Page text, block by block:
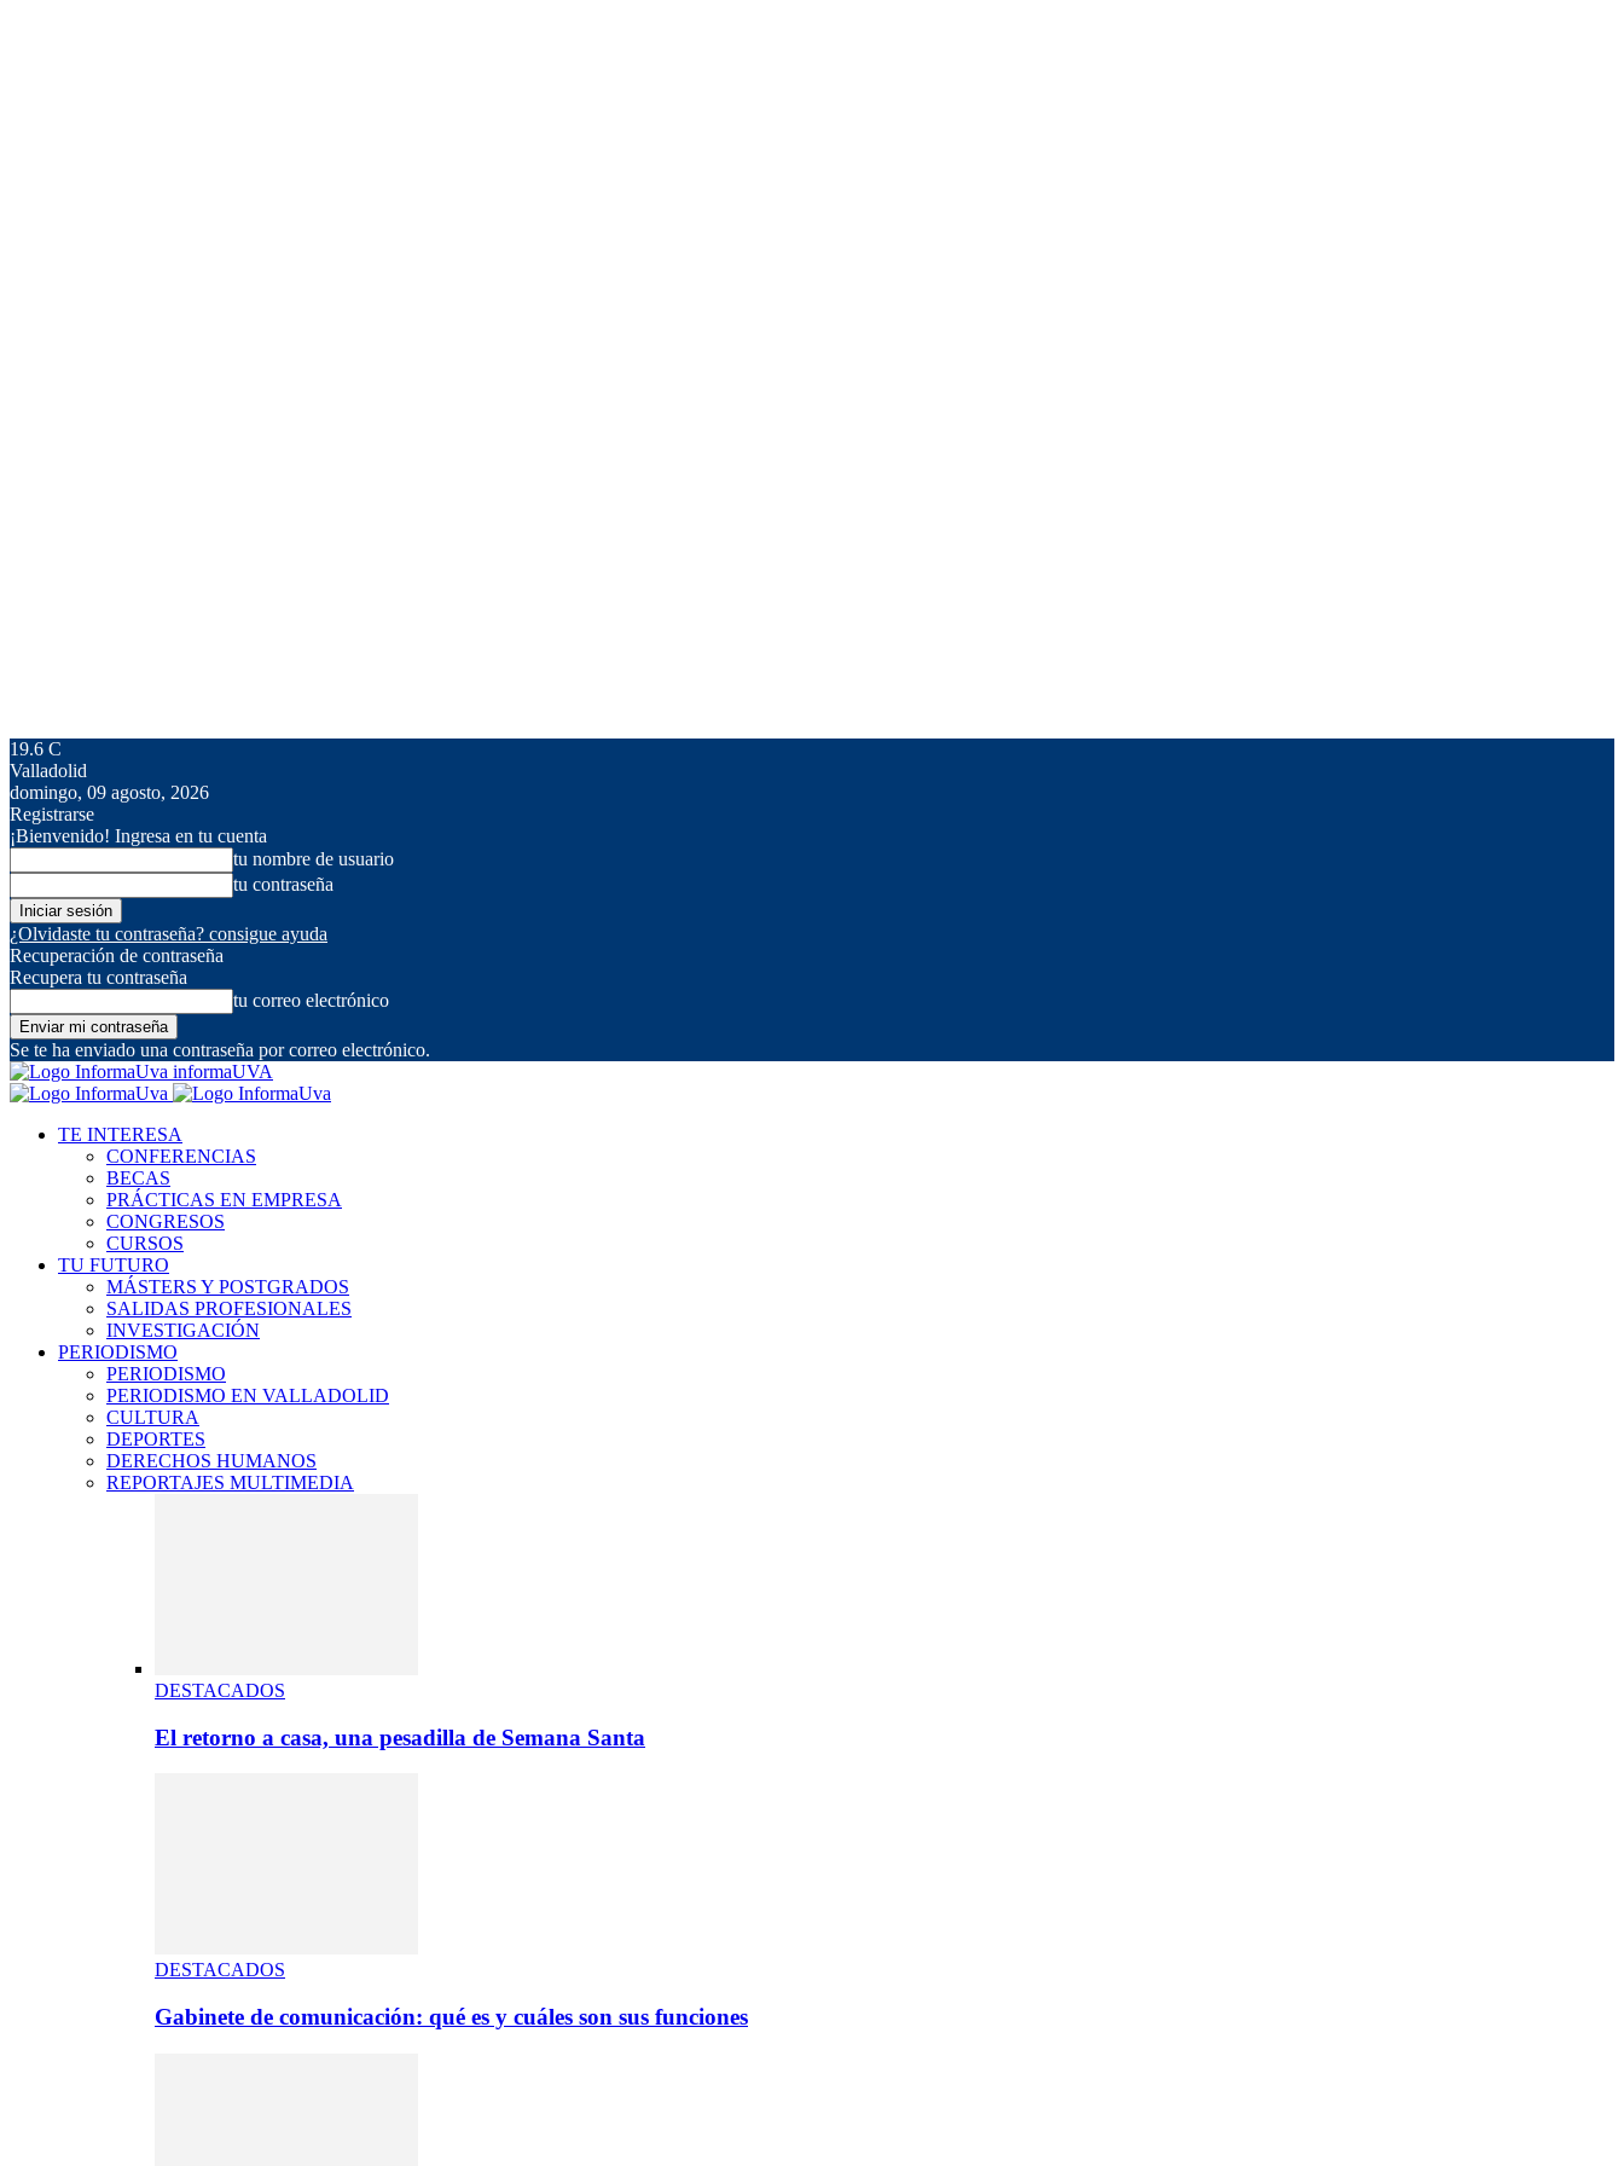
19.6 C
Valladolid
domingo, 09 agosto, 2026
Registrarse
¡Bienvenido! Ingresa en tu cuenta
tu nombre de usuario
tu contraseña
¿Olvidaste tu contraseña? consigue ayuda
Recuperación de contraseña
Recupera tu contraseña
tu correo electrónico
Se te ha enviado una contraseña por correo electrónico.
informaUVA
TE INTERESA
CONFERENCIAS
BECAS
PRÁCTICAS EN EMPRESA
CONGRESOS
CURSOS
TU FUTURO
MÁSTERS Y POSTGRADOS
SALIDAS PROFESIONALES
INVESTIGACIÓN
PERIODISMO
PERIODISMO
PERIODISMO EN VALLADOLID
CULTURA
DEPORTES
DERECHOS HUMANOS
REPORTAJES MULTIMEDIA
DESTACADOS
El retorno a casa, una pesadilla de Semana Santa
DESTACADOS
Gabinete de comunicación: qué es y cuáles son sus funciones